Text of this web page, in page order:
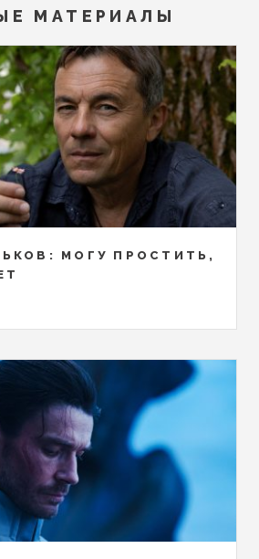
МАТЕРИАЛЫ
МОГУ ПРОСТИТЬ,